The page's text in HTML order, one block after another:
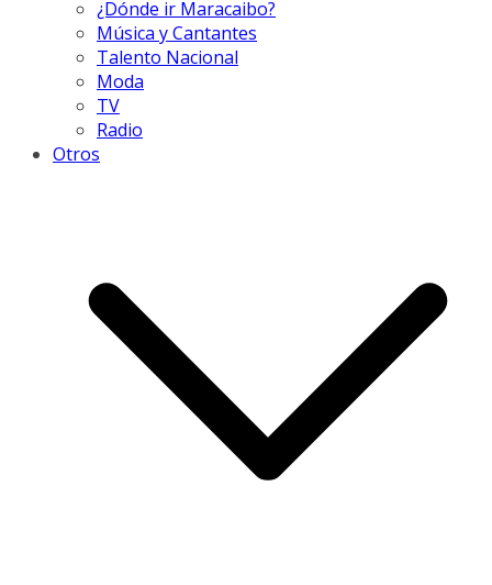
¿Dónde ir Maracaibo?
Música y Cantantes
Talento Nacional
Moda
TV
Radio
Otros